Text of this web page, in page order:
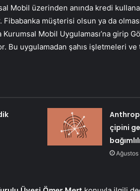
Mobil üzerinden anında kredi
müşterisi olsun ya da
Mobil Uygulaması’na girip
Bu uygulamadan şahıs işletmeleri
çipini
Ağustos